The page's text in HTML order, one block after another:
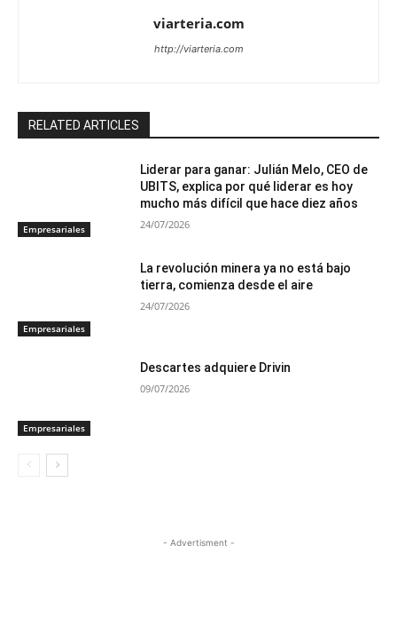
viarteria.com
http://viarteria.com
RELATED ARTICLES
Empresariales
Liderar para ganar: Julián Melo, CEO de
UBITS, explica por qué liderar es hoy
mucho más difícil que hace diez años
24/07/2026
Empresariales
La revolución minera ya no está bajo
tierra, comienza desde el aire
24/07/2026
Empresariales
Descartes adquiere Drivin
09/07/2026
- Advertisment -